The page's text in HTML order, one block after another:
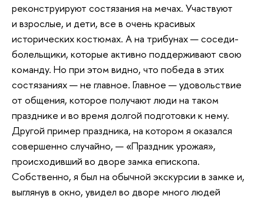
реконструируют состязания на мечах. Участвуют
и взрослые, и дети, все в очень красивых
исторических костюмах. А на трибунах — соседи-
болельщики, которые активно поддерживают свою
команду. Но при этом видно, что победа в этих
состязаниях — не главное. Главное — удовольствие
от общения, которое получают люди на таком
празднике и во время долгой подготовки к нему.
Другой пример праздника, на котором я оказался
совершенно случайно, — «Праздник урожая»,
происходивший во дворе замка епископа.
Собственно, я был на обычной экскурсии в замке и,
выглянув в окно, увидел во дворе много людей